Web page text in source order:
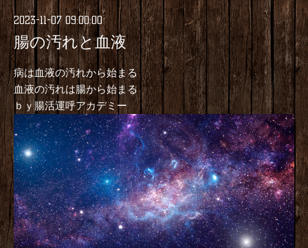
2023-11-07 09:00:00
腸の汚れと血液
病は血液の汚れから始まる
血液の汚れは腸から始まる
ｂｙ腸活運呼アカデミー